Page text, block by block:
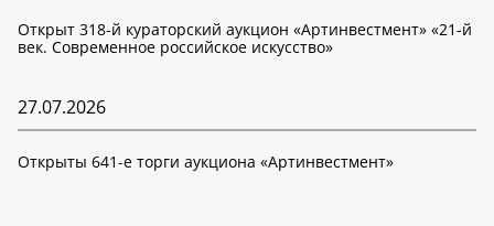
Открыт 318-й кураторский аукцион «Артинвестмент» «21-й
век. Современное российское искусство»
27.07.2026
Открыты 641-е торги аукциона «Артинвестмент»